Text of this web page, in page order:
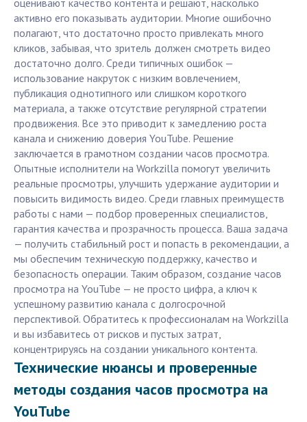
оценивают качество контента и решают, насколько
активно его показывать аудитории. Многие ошибочно
полагают, что достаточно просто привлекать много
кликов, забывая, что зритель должен смотреть видео
достаточно долго. Среди типичных ошибок —
использование накруток с низким вовлечением,
публикация однотипного или слишком короткого
материала, а также отсутствие регулярной стратегии
продвижения. Все это приводит к замедлению роста
канала и снижению доверия YouTube. Решение
заключается в грамотном создании часов просмотра.
Опытные исполнители на Workzilla помогут увеличить
реальные просмотры, улучшить удержание аудитории и
повысить видимость видео. Среди главных преимуществ
работы с нами — подбор проверенных специалистов,
гарантия качества и прозрачность процесса. Ваша задача
— получить стабильный рост и попасть в рекомендации, а
мы обеспечим техническую поддержку, качество и
безопасность операции. Таким образом, создание часов
просмотра на YouTube — не просто цифра, а ключ к
успешному развитию канала с долгосрочной
перспективой. Обратитесь к профессионалам на Workzilla
и вы избавитесь от рисков и пустых затрат,
концентрируясь на создании уникального контента.
Технические нюансы и проверенные
методы создания часов просмотра на
YouTube